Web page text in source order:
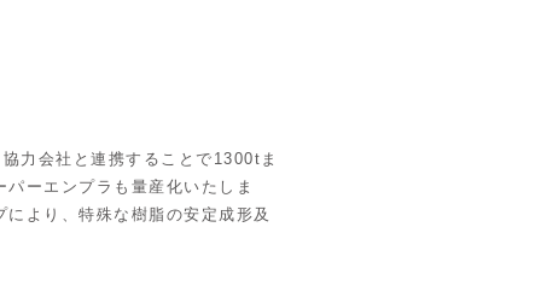
力会社と連携することで1300tま
ーエンプラも量産化いたしま
より、特殊な樹脂の安定成形及